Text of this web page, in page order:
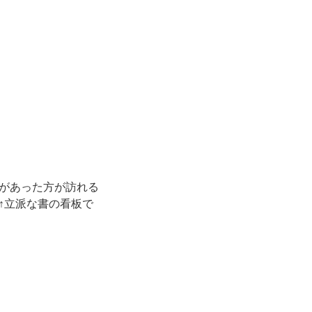
あった方が訪れる
立派な書の看板で